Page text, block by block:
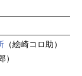
（絵崎コロ助）
）